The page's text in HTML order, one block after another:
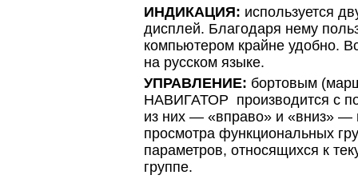
ИНДИКАЦИЯ: используется
дисплей. Благодаря нему
компьютером крайне удобно.
на русском языке.
УПРАВЛЕНИЕ: бортовым
НАВИГАТОР производится с
из них — «вправо» и «вниз» —
просмотра функциональных
параметров, относящихся к
группе.